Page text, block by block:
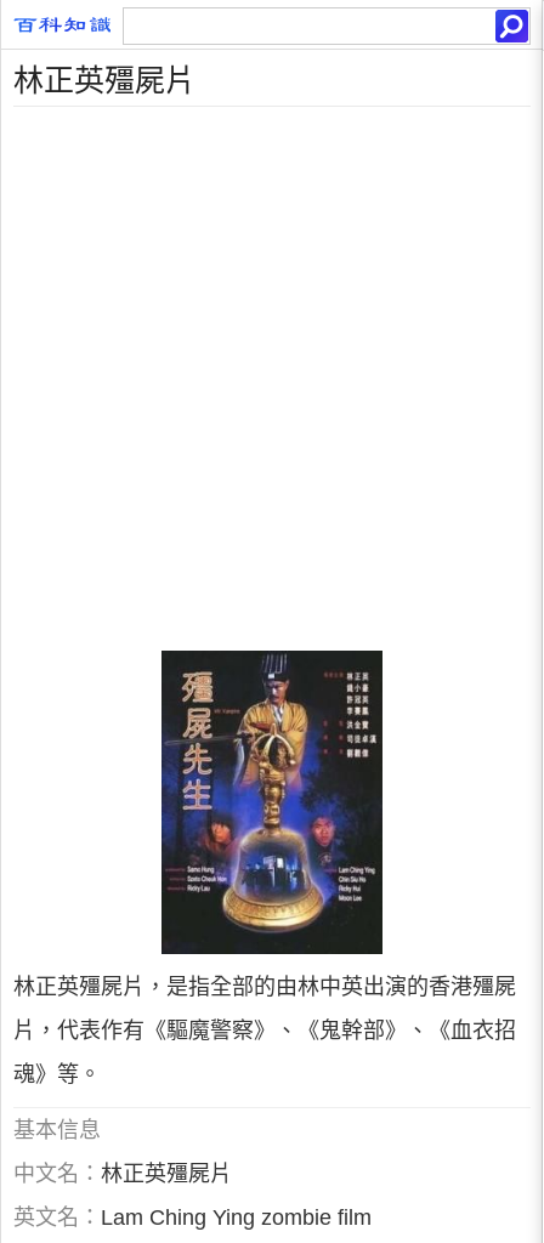
林正英殭屍片
林正英殭屍片，是指全部的由林中英出演的香港殭屍
片，代表作有《驅魔警察》、《鬼幹部》、《血衣招
魂》等。
基本信息
中文名： 林正英殭屍片
英文名： Lam Ching Ying zombie film